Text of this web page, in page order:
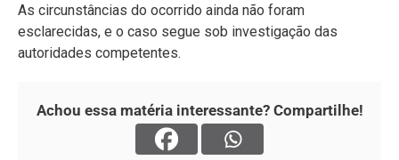
As circunstâncias do ocorrido ainda não foram
esclarecidas, e o caso segue sob investigação das
autoridades competentes.
Achou essa matéria interessante? Compartilhe!